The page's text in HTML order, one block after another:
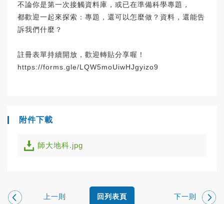
不論你是第一次接觸資料庫，或已在準備科學專題，
都歡迎一起來探索：專題，還可以怎麼做？資料，還能告
訴我們什麼？
註冊表單持續開放，歡迎轉貼分享喔！
https://forms.gle/LQW5moUiwHJgyizo9
附件下載
師大地科.jpg
上一則 下一則
回列表頁